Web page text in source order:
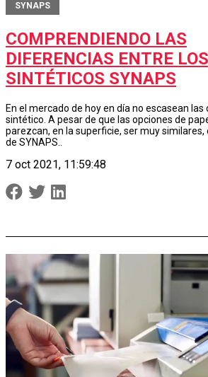
SYNAPS
COMPRENDIENDO LAS
DIFERENCIAS ENTRE
SINTÉTICOS SYNAPS
En el mercado de hoy en día no escasean las
sintético. A pesar de que las opciones de
parezcan, en la superficie, ser muy similares,
de SYNAPS..
7 oct 2021, 11:59:48